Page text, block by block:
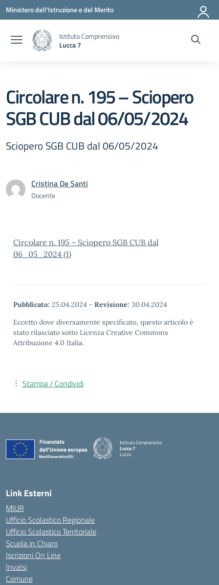
Vai ai contenuti
Vai al menu di navigazione
Vai al footer
Ministero dell'Istruzione e del Merito
Istituto Comprensivo
Lucca 7
Circolare n. 195 – Sciopero
SGB CUB dal 06/05/2024
Sciopero SGB CUB dal 06/05/2024
Cristina De Santi
Docente
Circolare n. 195 – Sciopero SGB CUB dal
06_05_2024 (1)
Pubblicato: 25.04.2024 - Revisione: 30.04.2024
Eccetto dove diversamente specificato, questo articolo è
stato rilasciato sotto Licenza Creative Commons
Attribuzione 4.0 Italia.
Stampa / Condividi
Istituto Comprensivo
Lucca 7
Lucca
Link Esterni
MIUR
Ufficio Scolastico Regionale
Ufficio Scolastico Territoriale
Scuola in Chiaro
Iscrizioni On Line
Invalsi
Comune